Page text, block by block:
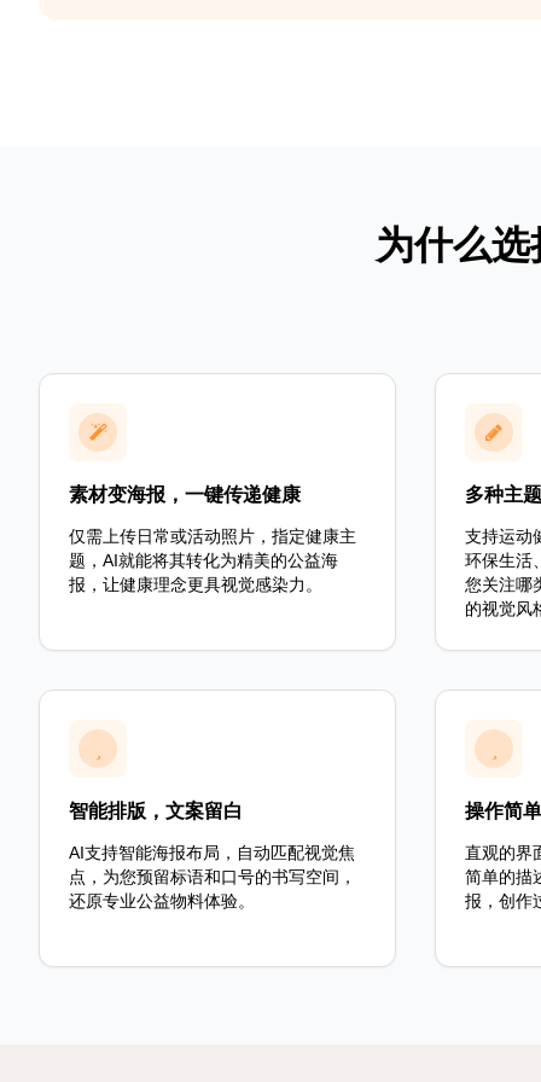
为什么
素材变海报，一键传递健康
仅需上传日常或活动照片，指定健康主
题，AI就能将其转化为精美的公益海
报，让健康理念更具视觉感染力。
多种主
支持运动
环保生活
您关注哪
的视觉风
智能排版，文案留白
AI支持智能海报布局，自动匹配视觉焦
点，为您预留标语和口号的书写空间，
还原专业公益物料体验。
操作简
直观的界
简单的描
报，创作